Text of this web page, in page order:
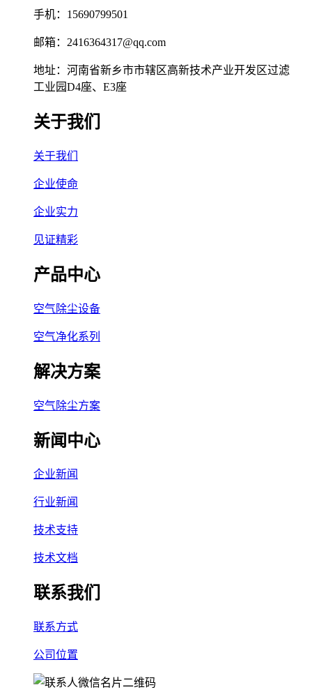
手机：15690799501
邮箱：2416364317@qq.com
地址：河南省新乡市市辖区高新技术产业开发区过滤
工业园D4座、E3座
关于我们
关于我们
企业使命
企业实力
见证精彩
产品中心
空气除尘设备
空气净化系列
解决方案
空气除尘方案
新闻中心
企业新闻
行业新闻
技术支持
技术文档
联系我们
联系方式
公司位置